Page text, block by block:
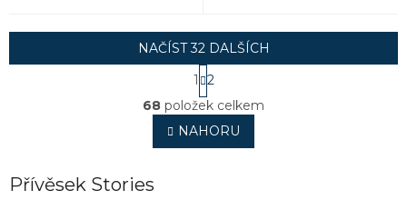
O
v
l
á
NAČÍST 32 DALŠÍCH
S
t
r
á
n
k
1
2
68 položek celkem
NAHORU
Přívěsek Stories